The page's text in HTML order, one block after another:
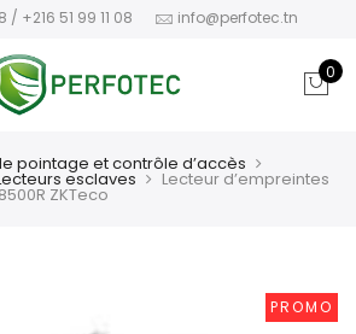
/ +216 51 99 11 08 info@perfotec.tn
0
pointage et contrôle d’accès
esclaves Lecteur d’empreintes
ZKTeco
PROMO